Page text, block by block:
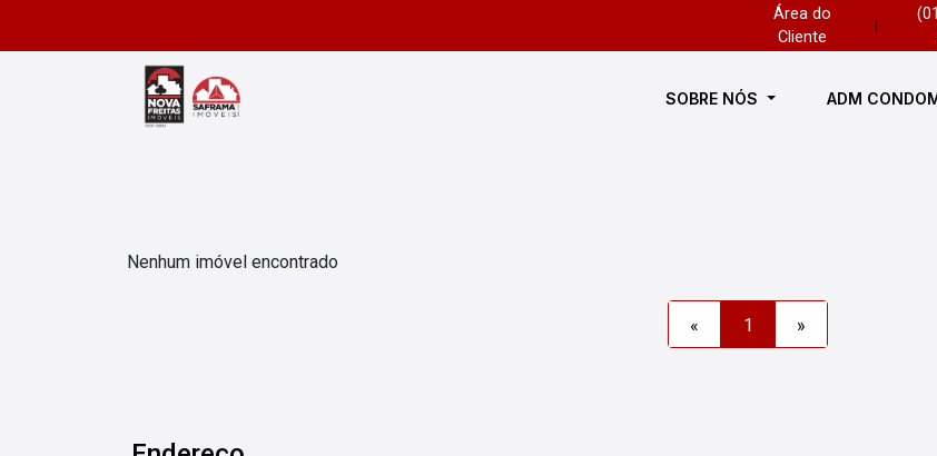
Área do
Cliente
SOBRE NÓS ADM
Nenhum imóvel encontrado
« 1 »